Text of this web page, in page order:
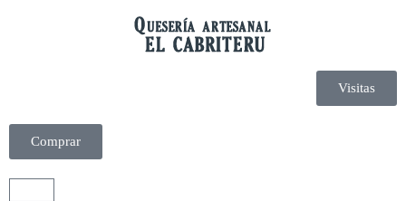
Visitas
Comprar